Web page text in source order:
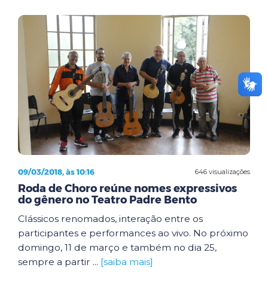
646 visualizações
09/03/2018, às 10:16
Roda de Choro reúne nomes expressivos
do gênero no Teatro Padre Bento
Clássicos renomados, interação entre os
participantes e performances ao vivo. No próximo
domingo, 11 de março e também no dia 25,
sempre a partir ... [saiba mais]